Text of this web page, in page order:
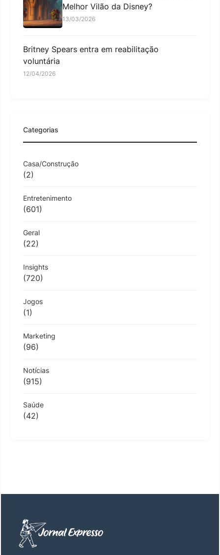
Melhor Vilão da Disney?
13/03/2026
Britney Spears entra em reabilitação
voluntária
12/04/2026
Categorias
Casa/Construção
(2)
Entretenimento
(601)
Geral
(22)
Insights
(720)
Jogos
(1)
Marketing
(96)
Notícias
(915)
Saúde
(42)